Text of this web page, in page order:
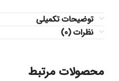
توضیحات تکمیلی
نظرات (0)
محصولات مرتبط